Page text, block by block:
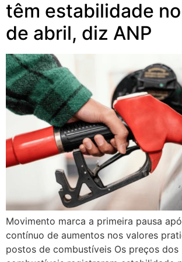
têm estabilidade
de abril, diz ANP
Movimento marca a primeira pausa
contínuo de aumentos nos valores
postos de combustíveis Os preços dos